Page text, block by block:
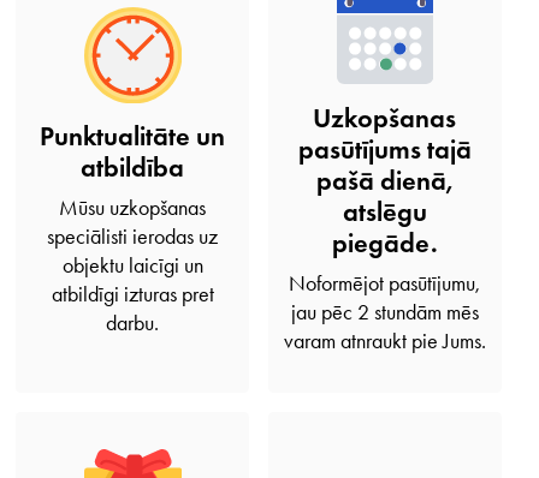
Punktualitāte un
atbildība
Mūsu uzkopšanas
speciālisti ierodas uz
objektu laicīgi un
atbildīgi izturas pret
darbu.
Uzkopšanas
pasūtījums tajā
pašā dienā,
atslēgu
piegāde.
Noformējot pasūtījumu,
jau pēc 2 stundām mēs
varam atnraukt pie Jums.